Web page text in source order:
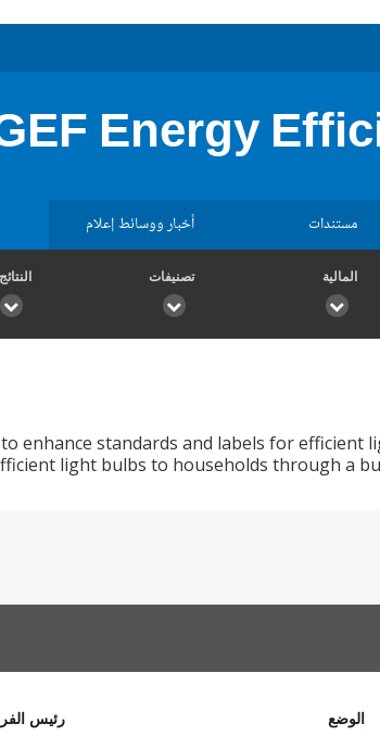
Energy
مستندات أخبار ووسائط إعلام
المالية تصنيفات النتائج
enhance standards and labels for efficient
light bulbs to households through a
الوضع
رئيس